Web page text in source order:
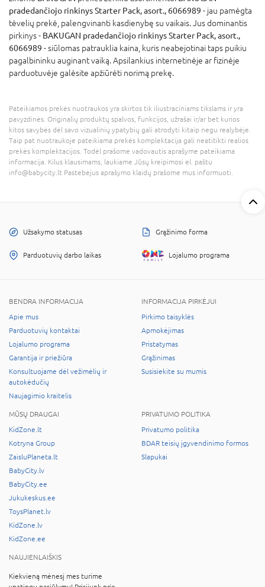
pradedančiojo rinkinys Starter Pack, asort., 6066989 - jau pamėgta
tėvelių prekė, palengvinanti kasdienybę su vaikais. Jus dominantis
pirkinys - BAKUGAN pradedančiojo rinkinys Starter Pack, asort.,
6066989 - siūlomas patrauklia kaina, kuris neabejotinai taps puikiu
pagalbininku auginant vaiką. Apsilankius internetinėje ar fizinėje
parduotuvėje galėsite apžiūrėti norimą prekę.
Pateikiamos prekės nuotraukos yra skirtos tik iliustraciniams tikslams ir yra
pavyzdinės. Originalių produktų spalvos, funkcijos, užrašai ir/ar bet kurios
kitos savybės dėl savo vizualinių ypatybių gali atrodyti kitaip negu realybėje.
Taip pat nuotraukoje pateikiama prekės komplektacija gali neatitikti realios
prekės komplektacijos. Todėl prašome vadovautis aprašyme pateikiama
informacija. Kilus klausimams, laukiame Jūsų kreipimosi el. paštu
info@babycity.lt Pastebėjus aprašymo klaidų prašome mus informuoti.
Užsakymo statusas Grąžinimo forma
Parduotuvių darbo laikas Lojalumo programa
BENDRA INFORMACIJA
Apie mus
Parduotuvių kontaktai
Lojalumo programa
Garantija ir priežiūra
Konsultuojame dėl vežimėlių ir
autokėdučių
Naujagimio kraitelis
INFORMACIJA PIRKĖJUI
Pirkimo taisyklės
Apmokėjimas
Pristatymas
Grąžinimas
Susisiekite su mumis
MŪSŲ DRAUGAI
KidZone.lt
Kotryna Group
ZaisluPlaneta.lt
BabyCity.lv
BabyCity.ee
Jukukeskus.ee
ToysPlanet.lv
KidZone.lv
KidZone.ee
PRIVATUMO POLITIKA
Privatumo politika
BDAR teisių įgyvendinimo formos
Slapukai
NAUJIENLAIŠKIS
Kiekvieną mėnesį mes turime